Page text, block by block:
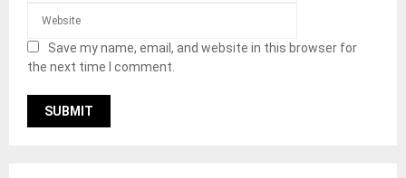
Save my name, email, and website in this browser for
the next time I comment.